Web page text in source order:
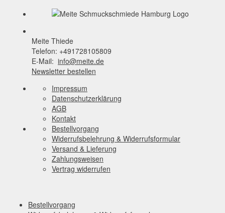
Meite Thiede
Telefon: +491728105809
E-Mail: info@meite.de
Newsletter bestellen
Impressum
Datenschutzerklärung
AGB
Kontakt
Bestellvorgang
Widerrufsbelehrung & Widerrufsformular
Versand & Lieferung
Zahlungsweisen
Vertrag widerrufen
Bestellvorgang